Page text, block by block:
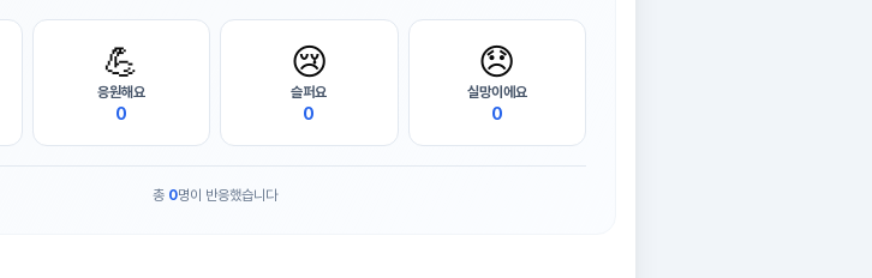
💪
응원해요
0
😢
슬퍼요
0
😞
실망이에요
0
총 0명이 반응했습니다